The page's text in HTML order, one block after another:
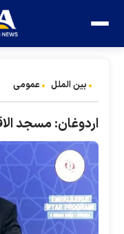
بین الملل عمومی
اردوغان: مسجد